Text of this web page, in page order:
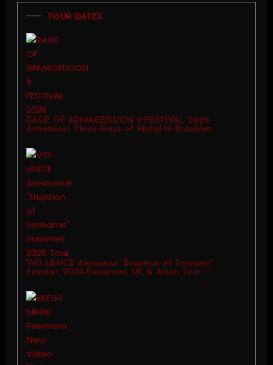
TOUR DATES
RAGE OF ARMAGEDDON 9 FESTIVAL 2026
Announces Three Days of Metal in Brooklyn
VIO-LENCE Announce “Eruption of Screams”
Summer 2026 European, UK & Asian Tour